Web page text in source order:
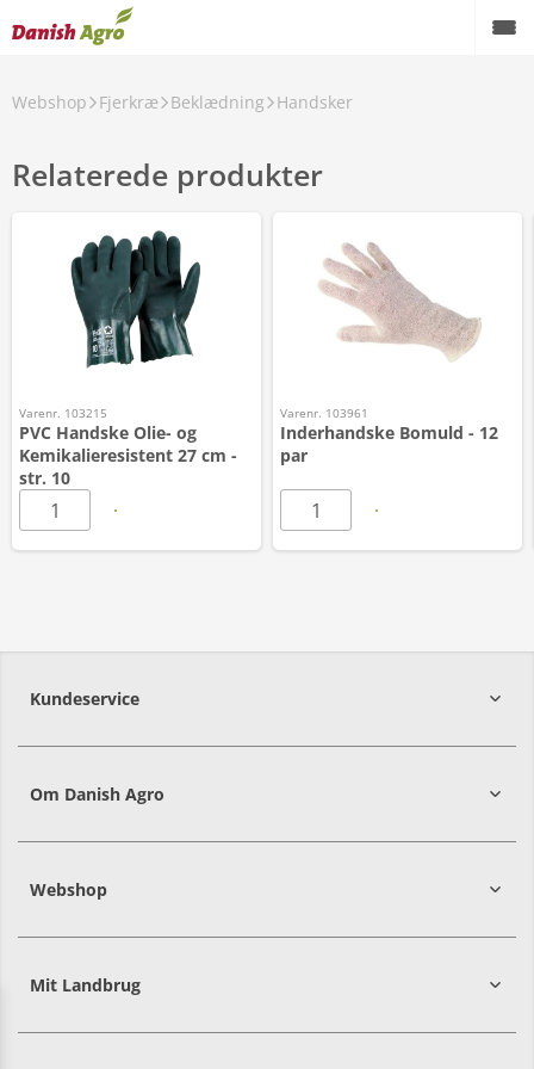
Webshop Fjerkræ Beklædning Handsker
Relaterede produkter
Varenr. 103215
PVC Handske Olie- og
Kemikalieresistent 27 cm -
str. 10
Varenr. 103961
Inderhandske Bomuld - 12
par
Kundeservice
Om Danish Agro
Webshop
Mit Landbrug